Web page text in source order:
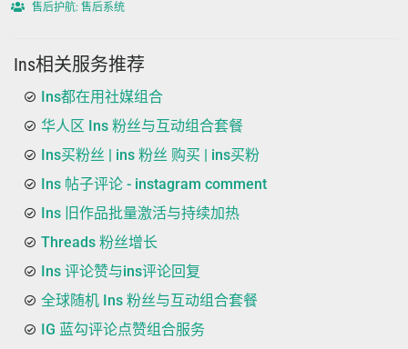
售后护航: 售后系统
Ins相关服务推荐
Ins都在用社媒组合
华人区 Ins 粉丝与互动组合套餐
Ins买粉丝 | ins 粉丝 购买 | ins买粉
Ins 帖子评论 - instagram comment
Ins 旧作品批量激活与持续加热
Threads 粉丝增长
Ins 评论赞与ins评论回复
全球随机 Ins 粉丝与互动组合套餐
IG 蓝勾评论点赞组合服务